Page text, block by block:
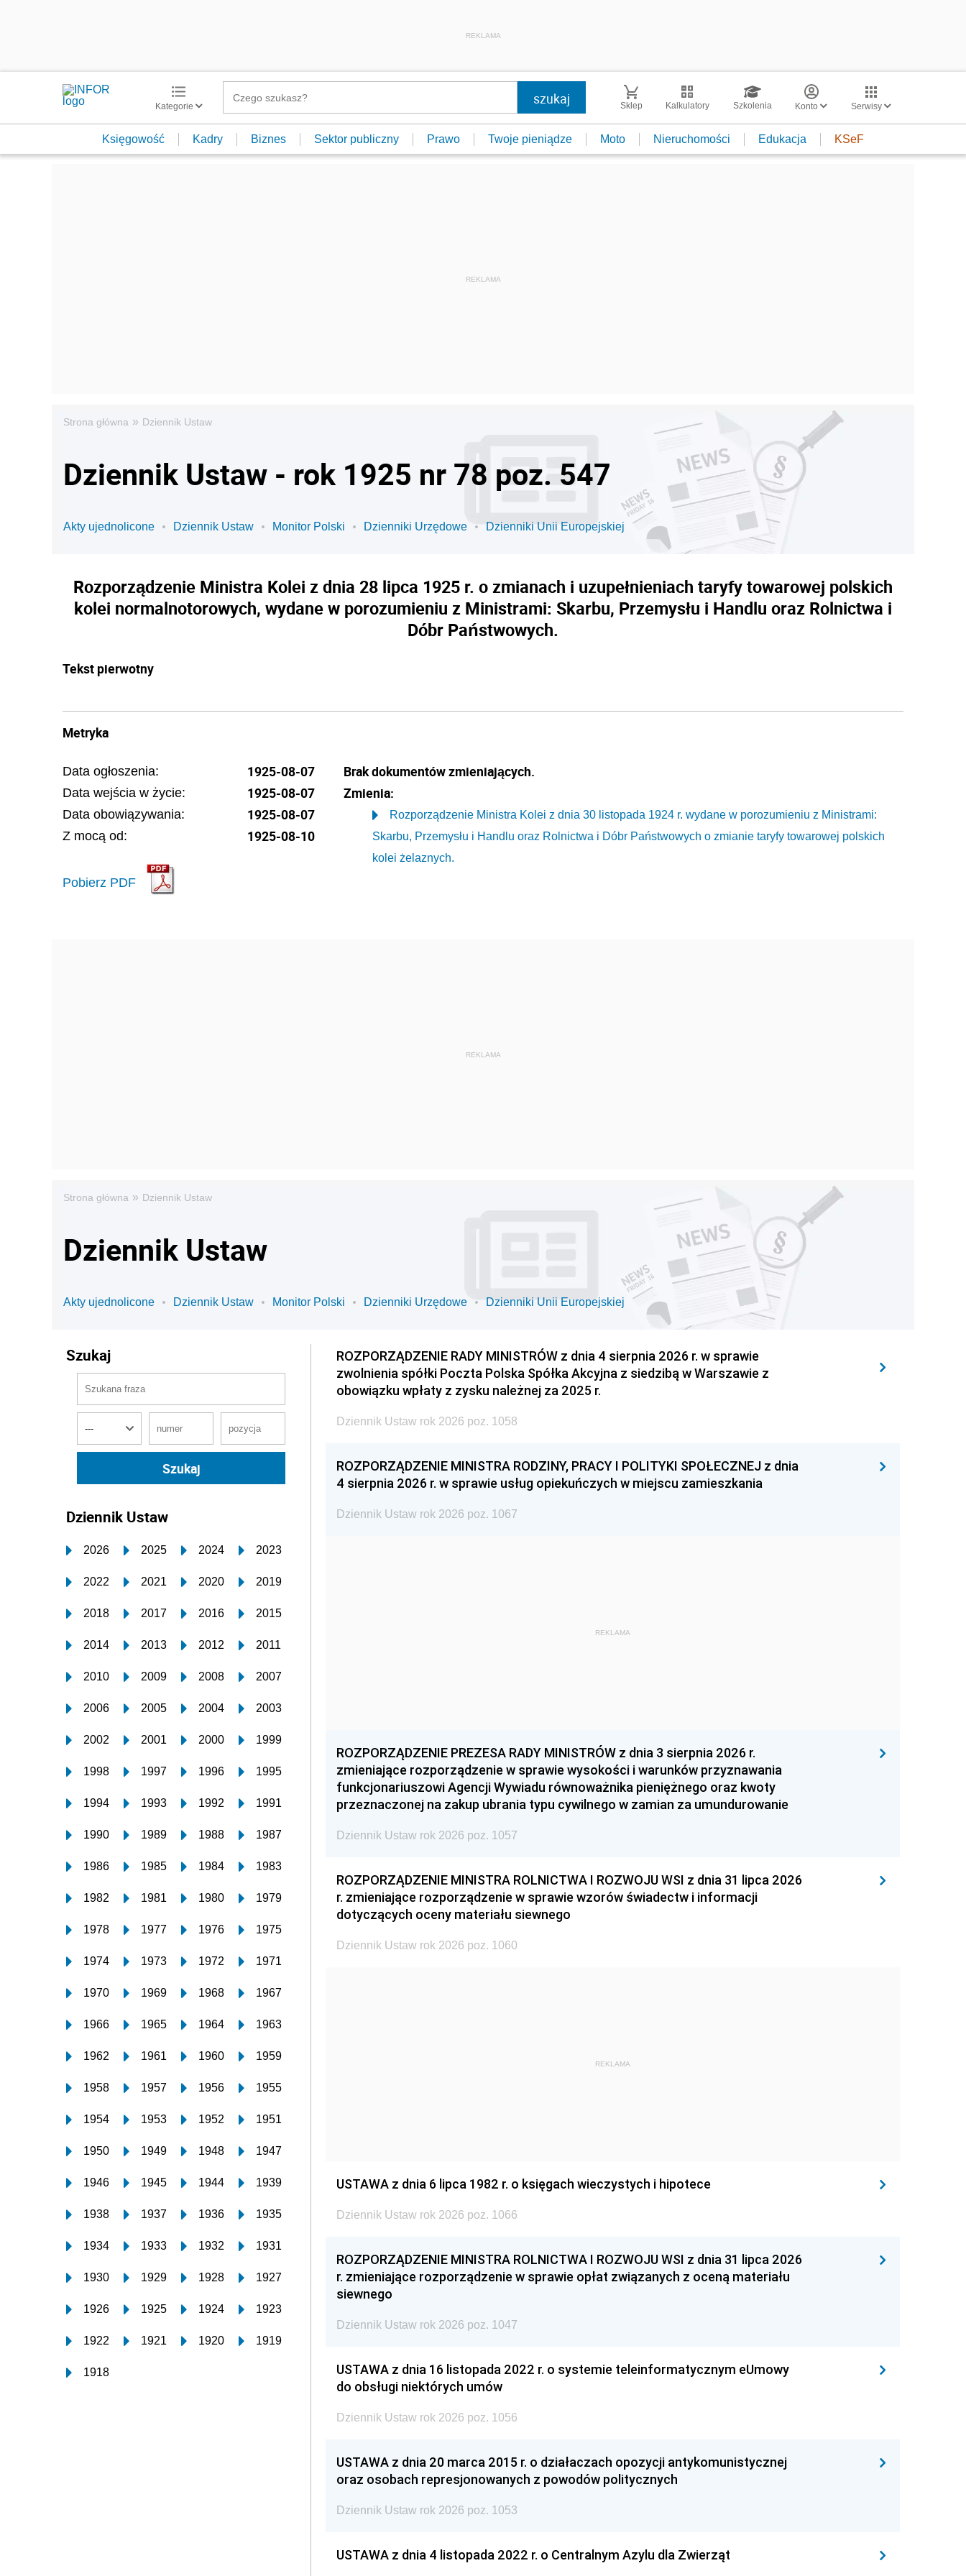
REKLAMA
Kategorie Sklep Kalkulatory Szkolenia Konto Serwisy
Księgowość Kadry Biznes Sektor publiczny Prawo Twoje pieniądze Moto Nieruchomości Edukacja KSeF
Strona główna » Dziennik Ustaw
Dziennik Ustaw - rok 1925 nr 78 poz. 547
Akty ujednolicone Dziennik Ustaw Monitor Polski Dzienniki Urzędowe Dzienniki Unii Europejskiej
Rozporządzenie Ministra Kolei z dnia 28 lipca 1925 r. o zmianach i uzupełnieniach taryfy towarowej polskich
kolei normalnotorowych, wydane w porozumieniu z Ministrami: Skarbu, Przemysłu i Handlu oraz Rolnictwa i
Dóbr Państwowych.
Tekst pierwotny
Metryka
Data ogłoszenia: 1925-08-07
Data wejścia w życie: 1925-08-07
Data obowiązywania: 1925-08-07
Z mocą od: 1925-08-10
Pobierz PDF
Brak dokumentów zmieniających.
Zmienia:
Rozporządzenie Ministra Kolei z dnia 30 listopada 1924 r. wydane w porozumieniu z Ministrami:
Skarbu, Przemysłu i Handlu oraz Rolnictwa i Dóbr Państwowych o zmianie taryfy towarowej polskich
kolei żelaznych.
Strona główna » Dziennik Ustaw
Dziennik Ustaw
Akty ujednolicone Dziennik Ustaw Monitor Polski Dzienniki Urzędowe Dzienniki Unii Europejskiej
Szukaj
Dziennik Ustaw
2026 2025 2024 2023
2022 2021 2020 2019
2018 2017 2016 2015
2014 2013 2012 2011
2010 2009 2008 2007
2006 2005 2004 2003
2002 2001 2000 1999
1998 1997 1996 1995
1994 1993 1992 1991
1990 1989 1988 1987
1986 1985 1984 1983
1982 1981 1980 1979
1978 1977 1976 1975
1974 1973 1972 1971
1970 1969 1968 1967
1966 1965 1964 1963
1962 1961 1960 1959
1958 1957 1956 1955
1954 1953 1952 1951
1950 1949 1948 1947
1946 1945 1944 1939
1938 1937 1936 1935
1934 1933 1932 1931
1930 1929 1928 1927
1926 1925 1924 1923
1922 1921 1920 1919
1918
ROZPORZĄDZENIE RADY MINISTRÓW z dnia 4 sierpnia 2026 r. w sprawie
zwolnienia spółki Poczta Polska Spółka Akcyjna z siedzibą w Warszawie z
obowiązku wpłaty z zysku należnej za 2025 r.
Dziennik Ustaw rok 2026 poz. 1058
ROZPORZĄDZENIE MINISTRA RODZINY, PRACY I POLITYKI SPOŁECZNEJ z dnia
4 sierpnia 2026 r. w sprawie usług opiekuńczych w miejscu zamieszkania
Dziennik Ustaw rok 2026 poz. 1067
REKLAMA
ROZPORZĄDZENIE PREZESA RADY MINISTRÓW z dnia 3 sierpnia 2026 r.
zmieniające rozporządzenie w sprawie wysokości i warunków przyznawania
funkcjonariuszowi Agencji Wywiadu równoważnika pieniężnego oraz kwoty
przeznaczonej na zakup ubrania typu cywilnego w zamian za umundurowanie
Dziennik Ustaw rok 2026 poz. 1057
ROZPORZĄDZENIE MINISTRA ROLNICTWA I ROZWOJU WSI z dnia 31 lipca 2026
r. zmieniające rozporządzenie w sprawie wzorów świadectw i informacji
dotyczących oceny materiału siewnego
Dziennik Ustaw rok 2026 poz. 1060
REKLAMA
USTAWA z dnia 6 lipca 1982 r. o księgach wieczystych i hipotece
Dziennik Ustaw rok 2026 poz. 1066
ROZPORZĄDZENIE MINISTRA ROLNICTWA I ROZWOJU WSI z dnia 31 lipca 2026
r. zmieniające rozporządzenie w sprawie opłat związanych z oceną materiału
siewnego
Dziennik Ustaw rok 2026 poz. 1047
USTAWA z dnia 16 listopada 2022 r. o systemie teleinformatycznym eUmowy
do obsługi niektórych umów
Dziennik Ustaw rok 2026 poz. 1056
USTAWA z dnia 20 marca 2015 r. o działaczach opozycji antykomunistycznej
oraz osobach represjonowanych z powodów politycznych
Dziennik Ustaw rok 2026 poz. 1053
USTAWA z dnia 4 listopada 2022 r. o Centralnym Azylu dla Zwierząt